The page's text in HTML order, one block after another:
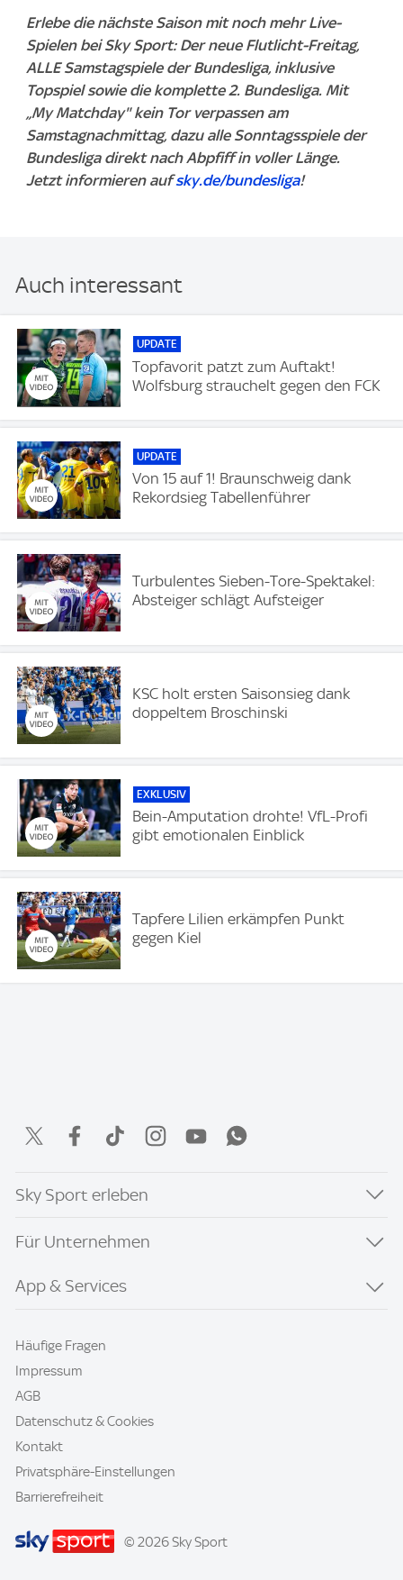
Erlebe die nächste Saison mit noch mehr Live-
Spielen bei Sky Sport: Der neue Flutlicht-Freitag,
ALLE Samstagspiele der Bundesliga, inklusive
Topspiel sowie die komplette 2. Bundesliga. Mit
„My Matchday" kein Tor verpassen am
Samstagnachmittag, dazu alle Sonntagsspiele der
Bundesliga direkt nach Abpfiff in voller Länge.
Jetzt informieren aufsky.de/bundesliga!
Auch interessant
UPDATE
Topfavorit patzt zum Auftakt!
Wolfsburg strauchelt gegen den FCK
UPDATE
Von 15 auf 1! Braunschweig dank
Rekordsieg Tabellenführer
Turbulentes Sieben-Tore-Spektakel:
Absteiger schlägt Aufsteiger
KSC holt ersten Saisonsieg dank
doppeltem Broschinski
EXKLUSIV
Bein-Amputation drohte! VfL-Profi
gibt emotionalen Einblick
Tapfere Lilien erkämpfen Punkt
gegen Kiel
Sky Sport erleben
Für Unternehmen
App & Services
Häufige Fragen
Impressum
AGB
Datenschutz & Cookies
Kontakt
Privatsphäre-Einstellungen
Barrierefreiheit
© 2026 Sky Sport